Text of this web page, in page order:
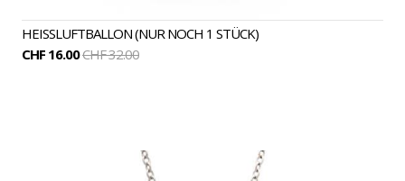
HEISSLUFTBALLON (NUR NOCH 1 STÜCK)
CHF 16.00CHF 32.00